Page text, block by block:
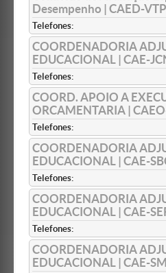
Desempenho | CAED-
Telefones:
COORDENADORIA
EDUCACIONAL | CAE-
Telefones:
COORD. APOIO A
ORCAMENTARIA |
Telefones:
COORDENADORIA
EDUCACIONAL | CAE-
Telefones:
COORDENADORIA
EDUCACIONAL | CAE-
Telefones:
COORDENADORIA
EDUCACIONAL | CAE-